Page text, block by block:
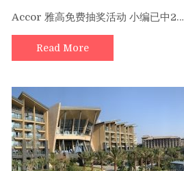
的
奖
点
雅
高
免
费
活
动
小
编
已
Accor 雅高免费抽奖活动 小编已中2…
Read More